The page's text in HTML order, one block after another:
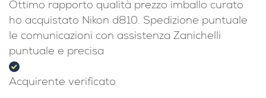
Ottimo rapporto qualità prezzo imballo curato
ho acquistato Nikon d810. Spedizione puntuale
le comunicazioni con assistenza Zanichelli
puntuale e precisa
Acquirente verificato